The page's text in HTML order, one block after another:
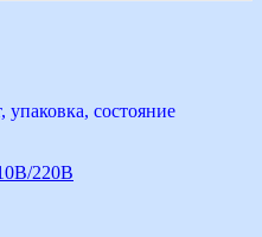
упаковка, состояние
220В